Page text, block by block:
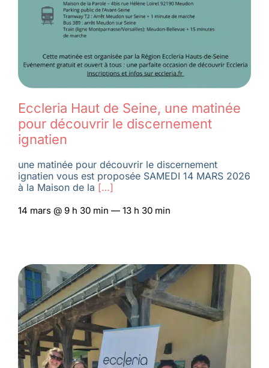
Eccleria Haut de Seine, une matinée
pour découvrir le discernement
ignatien
une matinée pour découvrir le discernement
ignatien vous est proposée SAMEDI 14 MARS 2026
à la Maison de la […]
14 mars @ 9 h 30 min — 13 h 30 min